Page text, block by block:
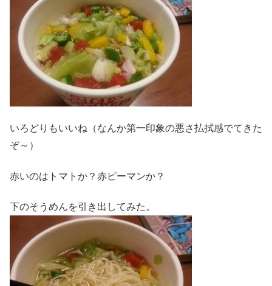
いろどりもいいね（なんか第一印象の悪さ払拭感でてきた
ぞ～）
赤いのはトマトか？赤ピーマンか？
下のそうめんを引き出してみた。